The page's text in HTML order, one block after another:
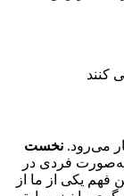
کنند
می‌رود. نخست
به‌صورت فردی در
فهم یکی از ما از